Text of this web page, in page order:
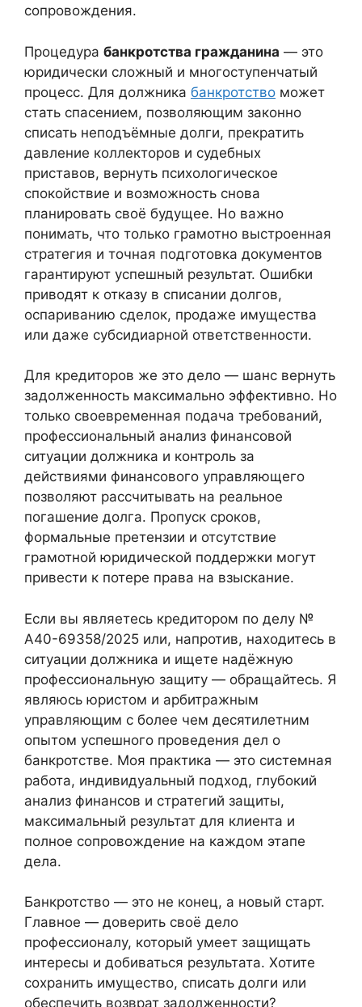
сопровождения.
Процедура банкротства гражданина — это
юридически сложный и многоступенчатый
процесс. Для должника банкротство может
стать спасением, позволяющим законно
списать неподъёмные долги, прекратить
давление коллекторов и судебных
приставов, вернуть психологическое
спокойствие и возможность снова
планировать своё будущее. Но важно
понимать, что только грамотно выстроенная
стратегия и точная подготовка документов
гарантируют успешный результат. Ошибки
приводят к отказу в списании долгов,
оспариванию сделок, продаже имущества
или даже субсидиарной ответственности.
Для кредиторов же это дело — шанс вернуть
задолженность максимально эффективно. Но
только своевременная подача требований,
профессиональный анализ финансовой
ситуации должника и контроль за
действиями финансового управляющего
позволяют рассчитывать на реальное
погашение долга. Пропуск сроков,
формальные претензии и отсутствие
грамотной юридической поддержки могут
привести к потере права на взыскание.
Если вы являетесь кредитором по делу №
А40-69358/2025 или, напротив, находитесь в
ситуации должника и ищете надёжную
профессиональную защиту — обращайтесь. Я
являюсь юристом и арбитражным
управляющим с более чем десятилетним
опытом успешного проведения дел о
банкротстве. Моя практика — это системная
работа, индивидуальный подход, глубокий
анализ финансов и стратегий защиты,
максимальный результат для клиента и
полное сопровождение на каждом этапе
дела.
Банкротство — это не конец, а новый старт.
Главное — доверить своё дело
профессионалу, который умеет защищать
интересы и добиваться результата. Хотите
сохранить имущество, списать долги или
обеспечить возврат задолженности?